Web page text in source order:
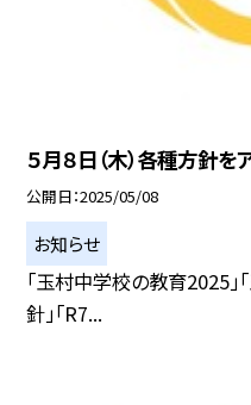
５月８日（木）各種方針を
公開日 2025/05/08
お知らせ
「玉村中学校の教育2025
針」「R7...